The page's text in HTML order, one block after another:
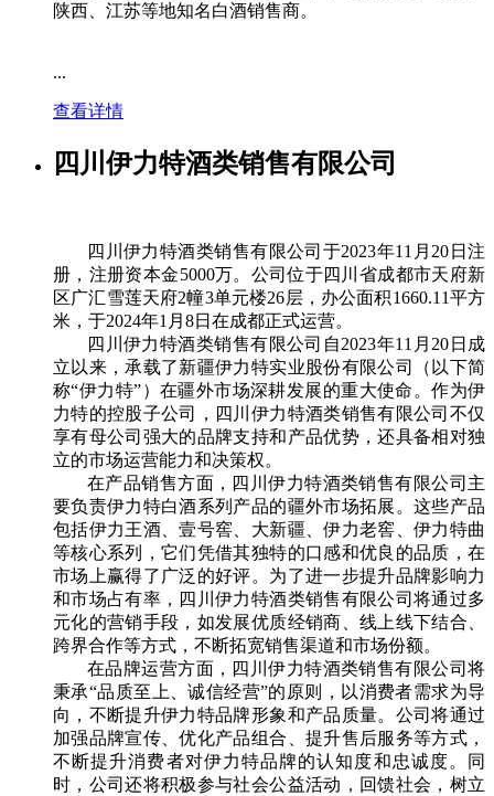
陕西、江苏等地知名白酒销售商。
...
查看详情
四川伊力特酒类销售有限公司
四川伊力特酒类销售有限公司于2023年11月20日注
册，注册资本金5000万。公司位于四川省成都市天府新
区广汇雪莲天府2幢3单元楼26层，办公面积1660.11平方
米，于2024年1月8日在成都正式运营。
四川伊力特酒类销售有限公司自2023年11月20日成
立以来，承载了新疆伊力特实业股份有限公司（以下简
称“伊力特”）在疆外市场深耕发展的重大使命。作为伊
力特的控股子公司，四川伊力特酒类销售有限公司不仅
享有母公司强大的品牌支持和产品优势，还具备相对独
立的市场运营能力和决策权。
在产品销售方面，四川伊力特酒类销售有限公司主
要负责伊力特白酒系列产品的疆外市场拓展。这些产品
包括伊力王酒、壹号窖、大新疆、伊力老窖、伊力特曲
等核心系列，它们凭借其独特的口感和优良的品质，在
市场上赢得了广泛的好评。为了进一步提升品牌影响力
和市场占有率，四川伊力特酒类销售有限公司将通过多
元化的营销手段，如发展优质经销商、线上线下结合、
跨界合作等方式，不断拓宽销售渠道和市场份额。
在品牌运营方面，四川伊力特酒类销售有限公司将
秉承“品质至上、诚信经营”的原则，以消费者需求为导
向，不断提升伊力特品牌形象和产品质量。公司将通过
加强品牌宣传、优化产品组合、提升售后服务等方式，
不断提升消费者对伊力特品牌的认知度和忠诚度。同
时，公司还将积极参与社会公益活动，回馈社会，树立